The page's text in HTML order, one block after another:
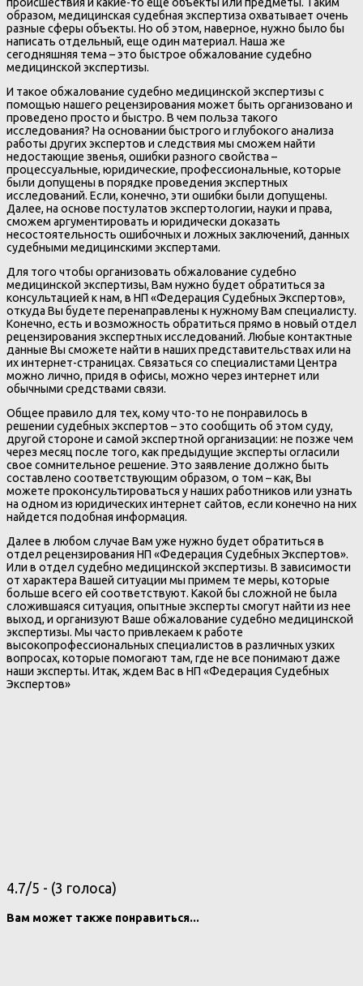
образом, медицинская судебная экспертиза охватывает очень
разные сферы объекты. Но об этом, наверное, нужно было бы
написать отдельный, еще один материал. Наша же
сегодняшняя тема – это быстрое обжалование судебно
медицинской экспертизы.
И такое обжалование судебно медицинской экспертизы с
помощью нашего рецензирования может быть организовано и
проведено просто и быстро. В чем польза такого
исследования? На основании быстрого и глубокого анализа
работы других экспертов и следствия мы сможем найти
недостающие звенья, ошибки разного свойства –
процессуальные, юридические, профессиональные, которые
были допущены в порядке проведения экспертных
исследований. Если, конечно, эти ошибки были допущены.
Далее, на основе постулатов экспертологии, науки и права,
сможем аргументировать и юридически доказать
несостоятельность ошибочных и ложных заключений, данных
судебными медицинскими экспертами.
Для того чтобы организовать обжалование судебно
медицинской экспертизы, Вам нужно будет обратиться за
консультацией к нам, в НП «Федерация Судебных Экспертов»,
откуда Вы будете перенаправлены к нужному Вам специалисту.
Конечно, есть и возможность обратиться прямо в новый отдел
рецензирования экспертных исследований. Любые контактные
данные Вы сможете найти в наших представительствах или на
их интернет-страницах. Связаться со специалистами Центра
можно лично, придя в офисы, можно через интернет или
обычными средствами связи.
Общее правило для тех, кому что-то не понравилось в
решении судебных экспертов – это сообщить об этом суду,
другой стороне и самой экспертной организации: не позже чем
через месяц после того, как предыдущие эксперты огласили
свое сомнительное решение. Это заявление должно быть
составлено соответствующим образом, о том – как, Вы
можете проконсультироваться у наших работников или узнать
на одном из юридических интернет сайтов, если конечно на них
найдется подобная информация.
Далее в любом случае Вам уже нужно будет обратиться в
отдел рецензирования НП «Федерация Судебных Экспертов».
Или в отдел судебно медицинской экспертизы. В зависимости
от характера Вашей ситуации мы примем те меры, которые
больше всего ей соответствуют. Какой бы сложной не была
сложившаяся ситуация, опытные эксперты смогут найти из нее
выход, и организуют Ваше обжалование судебно медицинской
экспертизы. Мы часто привлекаем к работе
высокопрофессиональных специалистов в различных узких
вопросах, которые помогают там, где не все понимают даже
наши эксперты. Итак, ждем Вас в НП «Федерация Судебных
Экспертов»
4.7/5 - (3 голоса)
Вам может также понравиться...